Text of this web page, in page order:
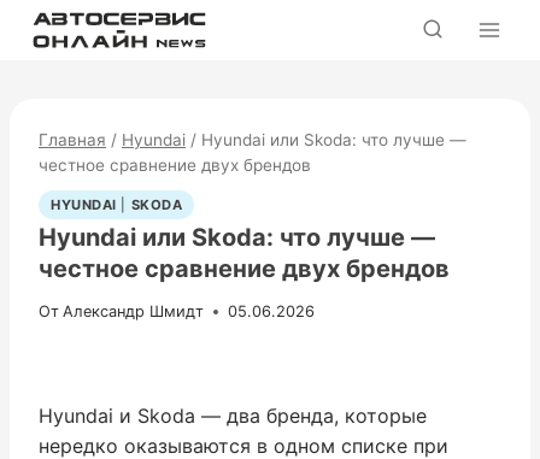
Перейти
Главная / Hyundai / Hyundai или Skoda: что лучше —
честное сравнение двух брендов
HYUNDAI SKODA
Hyundai или Skoda: что лучше —
честное сравнение двух брендов
От Александр Шмидт 05.06.2026
Hyundai и Skoda — два бренда, которые
нередко оказываются в одном списке при